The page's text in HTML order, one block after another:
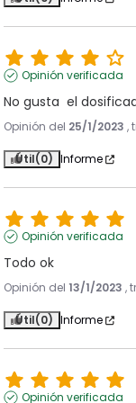
Opinión verificada
No gusta  el
Opinión del 25/1/2023 ,
Útil(0) Informe
Opinión verificada
Todo ok
Opinión del 13/1/2023 ,
Útil(0) Informe
Opinión verificada